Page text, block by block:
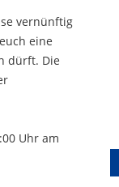
vernünftig
eine
dürft. Die
Uhr am